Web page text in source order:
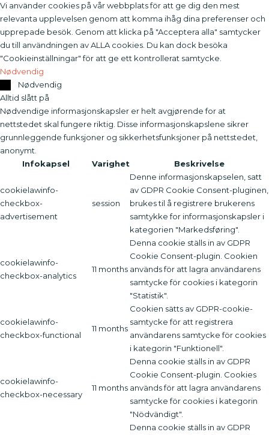
Vi använder cookies på vår webbplats för att ge dig den mest
relevanta upplevelsen genom att komma ihåg dina preferenser och
upprepade besök. Genom att klicka på "Acceptera alla" samtycker
du till användningen av ALLA cookies. Du kan dock besöka
"Cookieinställningar" för att ge ett kontrollerat samtycke.
Nødvendig
Nødvendig
Alltid slått på
Nødvendige informasjonskapsler er helt avgjørende for at
nettstedet skal fungere riktig. Disse informasjonskapslene sikrer
grunnleggende funksjoner og sikkerhetsfunksjoner på nettstedet,
anonymt.
Infokapsel
Varighet Beskrivelse
cookielawinfo-
checkbox-
advertisement
session
Denne informasjonskapselen, satt
av GDPR Cookie Consent-pluginen,
brukes til å registrere brukerens
samtykke for informasjonskapsler i
kategorien "Markedsføring".
cookielawinfo-
checkbox-analytics
11 months
Denna cookie ställs in av GDPR
Cookie Consent-plugin. Cookien
används för att lagra användarens
samtycke för cookies i kategorin
"Statistik".
cookielawinfo-
checkbox-functional
11 months
Cookien sätts av GDPR-cookie-
samtycke för att registrera
användarens samtycke för cookies
i kategorin "Funktionell".
cookielawinfo-
checkbox-necessary
11 months
Denna cookie ställs in av GDPR
Cookie Consent-plugin. Cookies
används för att lagra användarens
samtycke för cookies i kategorin
"Nödvändigt".
Denna cookie ställs in av GDPR